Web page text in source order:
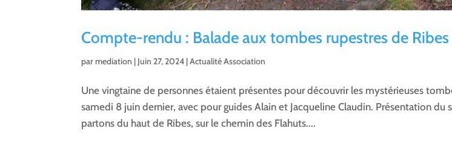
Compte-rendu : Balade aux tombes rupestres de Ribes
parmediation | Juin 27, 2024 |Actualité Association
Une vingtaine de personnes étaient présentes pour découvrir les mystérieuses
samedi 8 juin dernier, avec pour guides Alain et Jacqueline Claudin. Présentation du
partons du haut de Ribes, sur le chemin des Flahuts....